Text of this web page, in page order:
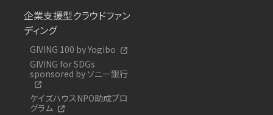
企業支援型クラウドファン
ディング
GIVING 100 by Yogibo
GIVING for SDGs
sponsored by ソニー銀行
ケイズハウスNPO助成プロ
グラム